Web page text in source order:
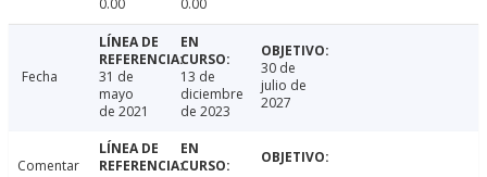
0.00 0.00
Fecha
31 de
mayo
de 2021
13 de
diciembre
de 2023
30 de
julio de
2027
Comentar